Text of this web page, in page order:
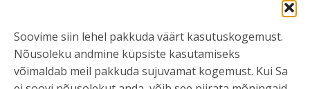
Soovime siin lehel pakkuda väärt kasutuskogemust.
Nõusoleku andmine küpsiste kasutamiseks
võimaldab meil pakkuda sujuvamat kogemust. Kui Sa
KASULIK INFO
Teenused
Tööriistad